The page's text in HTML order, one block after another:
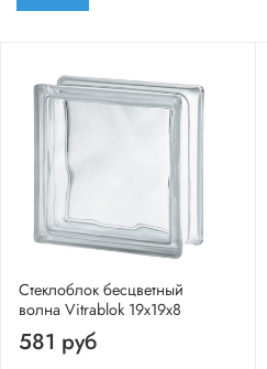
Стеклоблок бесцветный
волна Vitrablok 19х19х8
581 руб